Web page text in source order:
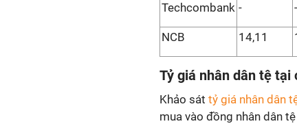
Techcombank - -
NCB 14,11
Tỷ giá nhân dân tệ tại
Khảo sát tỷ giá nhân dân
mua vào đồng nhân dân